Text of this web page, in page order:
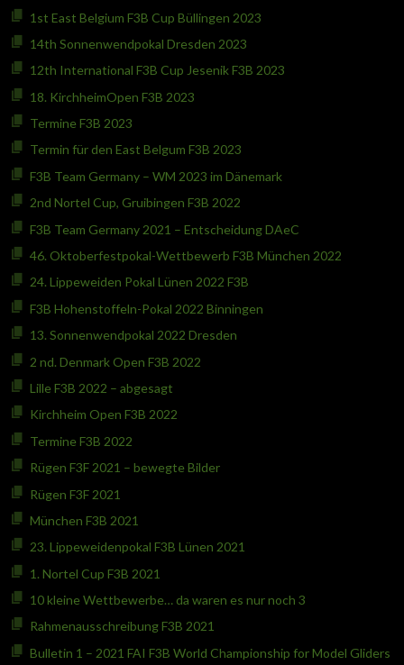
1st East Belgium F3B Cup Büllingen 2023
14th Sonnenwendpokal Dresden 2023
12th International F3B Cup Jesenik F3B 2023
18. KirchheimOpen F3B 2023
Termine F3B 2023
Termin für den East Belgum F3B 2023
F3B Team Germany – WM 2023 im Dänemark
2nd Nortel Cup, Gruibingen F3B 2022
F3B Team Germany 2021 – Entscheidung DAeC
46. Oktoberfestpokal-Wettbewerb F3B München 2022
24. Lippeweiden Pokal Lünen 2022 F3B
F3B Hohenstoffeln-Pokal 2022 Binningen
13. Sonnenwendpokal 2022 Dresden
2 nd. Denmark Open F3B 2022
Lille F3B 2022 – abgesagt
Kirchheim Open F3B 2022
Termine F3B 2022
Rügen F3F 2021 – bewegte Bilder
Rügen F3F 2021
München F3B 2021
23. Lippeweidenpokal F3B Lünen 2021
1. Nortel Cup F3B 2021
10 kleine Wettbewerbe… da waren es nur noch 3
Rahmenausschreibung F3B 2021
Bulletin 1 – 2021 FAI F3B World Championship for Model Gliders